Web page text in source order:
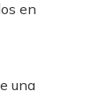
en
una